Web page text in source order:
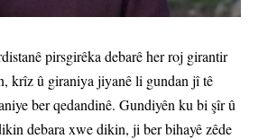
pirsgirêka debarê her roj girantir
krîz û giraniya jiyanê li gundan jî tê
ber qedandinê. Gundiyên ku bi şîr û
debara xwe dikin, ji ber bihayê zêde